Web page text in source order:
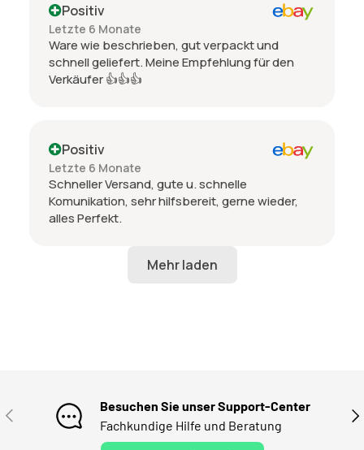
Positiv
Letzte 6 Monate
Ware wie beschrieben, gut verpackt und
schnell geliefert. Meine Empfehlung für den
Verkäufer 👍👍👍
Positiv
Letzte 6 Monate
Schneller Versand, gute u. schnelle
Komunikation, sehr hilfsbereit, gerne wieder,
alles Perfekt.
VORHERIGE
Besuchen Sie unser Support-Center
Fachkundige Hilfe und Beratung